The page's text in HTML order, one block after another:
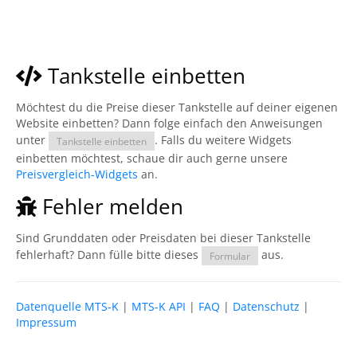
Tankstelle einbetten
Möchtest du die Preise dieser Tankstelle auf deiner eigenen
Website einbetten? Dann folge einfach den Anweisungen
unter
Tankstelle einbetten
. Falls du weitere Widgets
einbetten möchtest, schaue dir auch gerne unsere
Preisvergleich-Widgets an.
Fehler melden
Sind Grunddaten oder Preisdaten bei dieser Tankstelle
fehlerhaft? Dann fülle bitte dieses
Formular aus.
Datenquelle MTS-K | MTS-K API | FAQ | Datenschutz |
Impressum